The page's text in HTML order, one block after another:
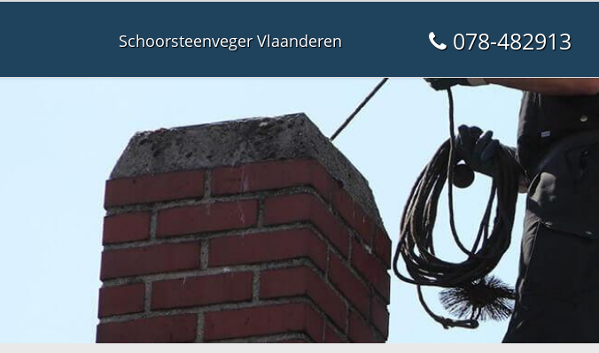
Schoorsteenveger Vlaanderen 078-482913